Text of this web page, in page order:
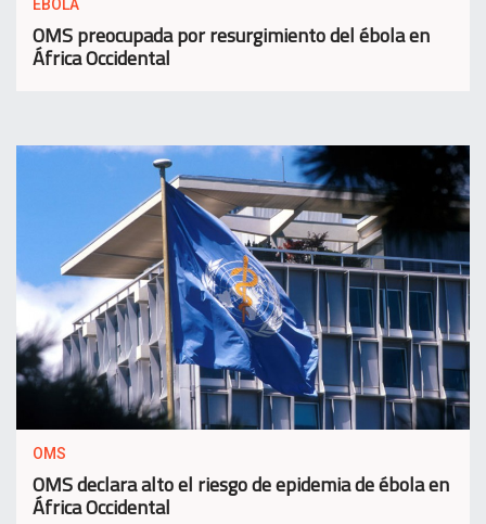
EBOLA
OMS preocupada por resurgimiento del ébola en
África Occidental
OMS
OMS declara alto el riesgo de epidemia de ébola en
África Occidental